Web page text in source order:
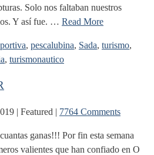
Solo nos faltaban nuestros
Y así fue. … Read More
, pescalubina, Sada, turismo,
, turismonautico
| Featured | 7764 Comments
ganas!!! Por fin esta semana
valientes que han confiado en O